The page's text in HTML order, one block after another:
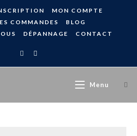
MON COMPTE
COMMANDES
BLOG
DÉPANNAGE CONTACT
Menu